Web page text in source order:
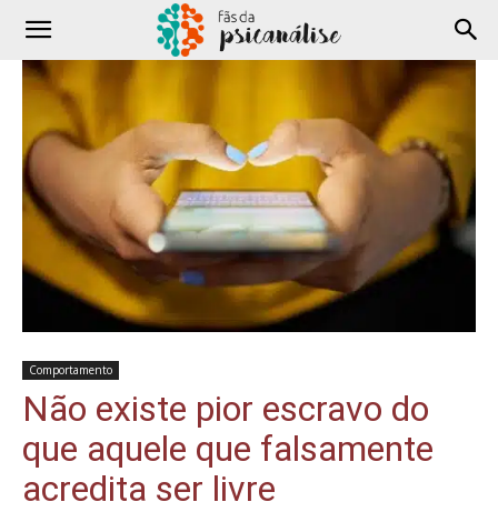
Comportamento
Não existe pior escravo do
que aquele que falsamente
acredita ser livre